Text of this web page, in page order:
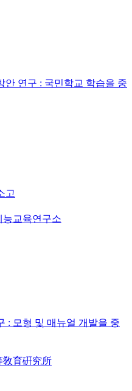
안 연구 : 국민학교 학습을 중
고
능교육연구소
: 모형 및 매뉴얼 개발을 중
敎育硏究所